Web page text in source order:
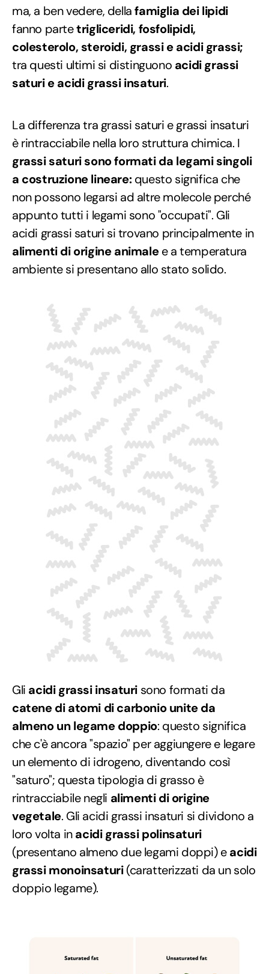
ma, a ben vedere, dellafamiglia dei lipidi
fanno partetrigliceridi, fosfolipidi,
colesterolo, steroidi, grassi e acidi grassi;
tra questi ultimi si distinguono acidi grassi
saturi e acidi grassi insaturi.
La differenza tra grassi saturi e grassi insaturi
è rintracciabile nella loro struttura chimica. I
grassi saturi sono formati da legami singoli
a costruzione lineare:questo significa che
non possono legarsi ad altre molecole perché
appunto tutti i legami sono "occupati". Gli
acidi grassi saturi si trovano principalmente in
alimenti di origine animalee a temperatura
ambiente si presentano allo stato solido.
Gli acidi grassi insaturi sono formati da
catene di atomi di carbonio unite da
almeno un legame doppio: questo significa
che c'è ancora "spazio" per aggiungere e legare
un elemento di idrogeno, diventando così
"saturo"; questa tipologia di grasso è
rintracciabile negli alimenti di origine
vegetale. Gli acidi grassi insaturi si dividono a
loro volta inacidi grassi polinsaturi
(presentano almeno due legami doppi) eacidi
grassi monoinsaturi(caratterizzati da un solo
doppio legame).